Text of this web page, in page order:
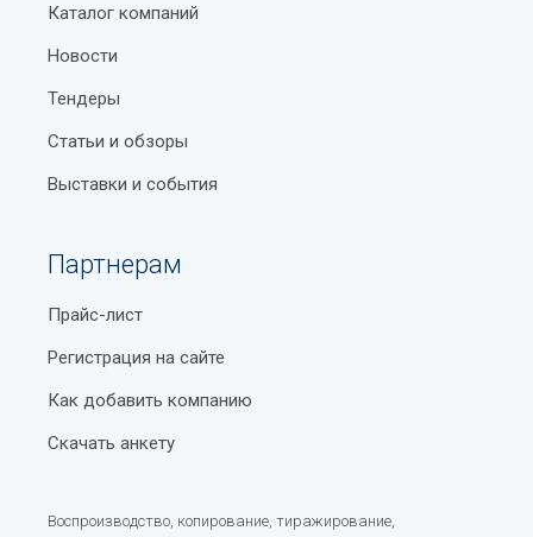
Каталог компаний
Новости
Тендеры
Статьи и обзоры
Выставки и события
Партнерам
Прайс-лист
Регистрация на сайте
Как добавить компанию
Скачать анкету
Воспроизводство, копирование, тиражирование,